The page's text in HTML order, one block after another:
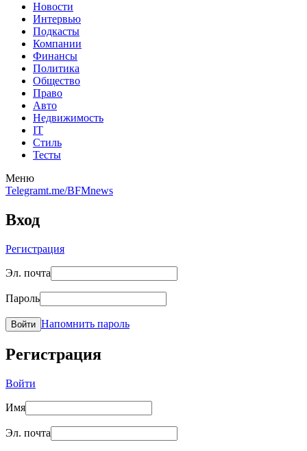
Новости
Интервью
Подкасты
Компании
Финансы
Политика
Общество
Право
Авто
Недвижимость
IT
Стиль
Тесты
Меню
Telegramt.me/BFMnews
Вход
Регистрация
Эл. почта
Пароль
Войти Напомнить пароль
Регистрация
Войти
Имя
Эл. почта